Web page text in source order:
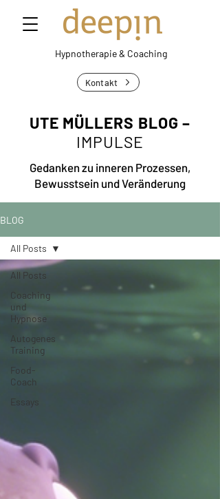
Hypnotherapie & Coaching
Kontakt
UTE MÜLLERS BLOG –
IMPULSE
Gedanken zu inneren Prozessen,
Bewusstsein und Veränderung
BLOG
All Posts
Coaching
und
Hypnose
Autogenes
Training
Food-
Coach
Essays
All Posts